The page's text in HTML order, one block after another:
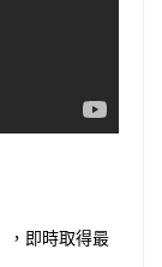
，即時取得最